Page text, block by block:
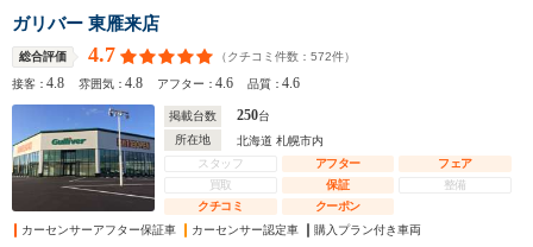
ガリバー 東雁来店
総合評価 4.7 （クチコミ件数： 572件）
接客：4.8 雰囲気：4.8 アフター：4.6 品質：4.6
掲載台数 250台
所在地
北海道 札幌市内
スタッフ
アフター
フェア
買取
保証
整備
クチコミ
クーポン
カーセンサーアフター保証車
カーセンサー認定車 購入プラン付き車両